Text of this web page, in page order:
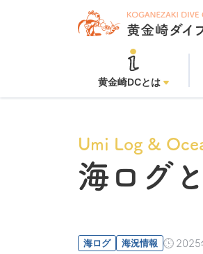
黄金崎DCとは
Umi Log &
海ログ
海ログ 海況情報 2025